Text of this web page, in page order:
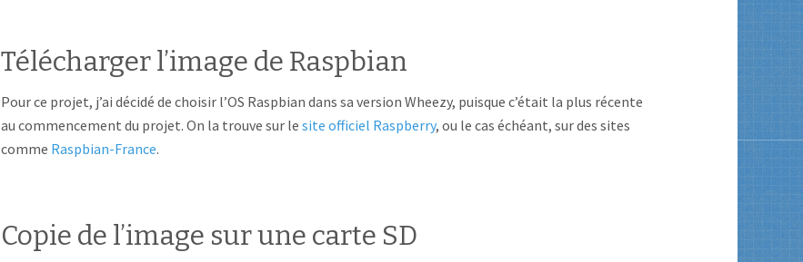
Télécharger l’image de Raspbian
Pour ce projet, j’ai décidé de choisir l’OS Raspbian dans sa version Wheezy, puisque c’était la plus récente
au commencement du projet. On la trouve sur le site officiel Raspberry, ou le cas échéant, sur des sites
comme Raspbian-France.
Copie de l’image sur une carte SD